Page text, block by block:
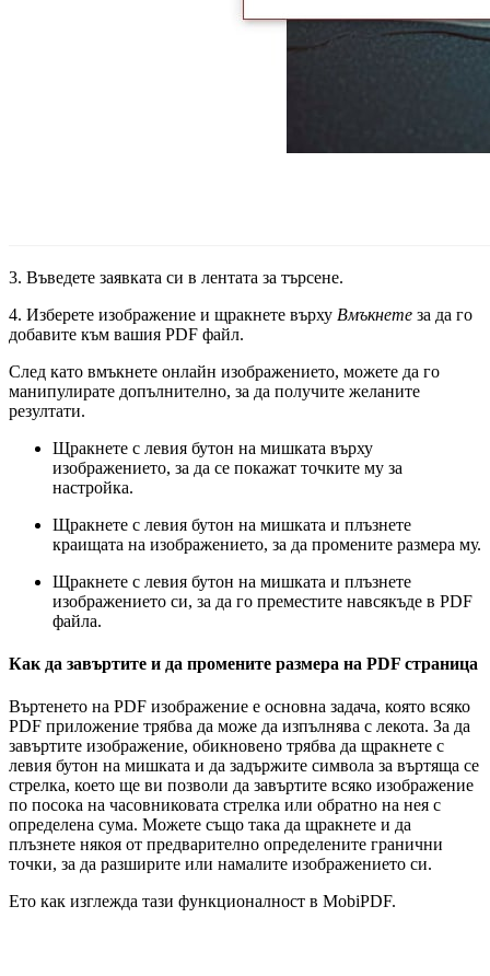
3. Въведете заявката си в лентата за търсене.
4. Изберете изображение и щракнете върху Вмъкнете за да го
добавите към вашия PDF файл.
След като вмъкнете онлайн изображението, можете да го
манипулирате допълнително, за да получите желаните
резултати.
Щракнете с левия бутон на мишката върху
изображението, за да се покажат точките му за
настройка.
Щракнете с левия бутон на мишката и плъзнете
краищата на изображението, за да промените размера му.
Щракнете с левия бутон на мишката и плъзнете
изображението си, за да го преместите навсякъде в PDF
файла.
Как да завъртите и да промените размера на PDF страница
Въртенето на PDF изображение е основна задача, която всяко
PDF приложение трябва да може да изпълнява с лекота. За да
завъртите изображение, обикновено трябва да щракнете с
левия бутон на мишката и да задържите символа за въртяща се
стрелка, което ще ви позволи да завъртите всяко изображение
по посока на часовниковата стрелка или обратно на нея с
определена сума. Можете също така да щракнете и да
плъзнете някоя от предварително определените гранични
точки, за да разширите или намалите изображението си.
Ето как изглежда тази функционалност в MobiPDF.